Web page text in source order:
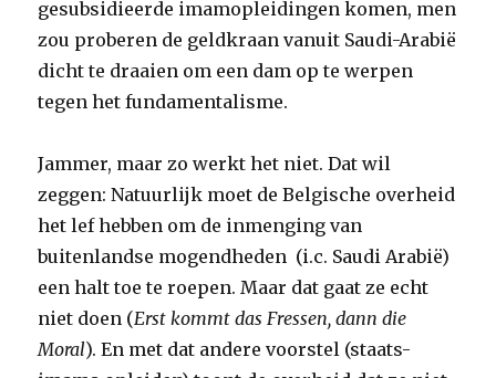
gesubsidieerde imamopleidingen komen, men
zou proberen de geldkraan vanuit Saudi-Arabië
dicht te draaien om een dam op te werpen
tegen het fundamentalisme.
Jammer, maar zo werkt het niet. Dat wil
zeggen: Natuurlijk moet de Belgische overheid
het lef hebben om de inmenging van
buitenlandse mogendheden (i.c. Saudi Arabië)
een halt toe te roepen. Maar dat gaat ze echt
niet doen (Erst kommt das Fressen, dann die
Moral). En met dat andere voorstel (staats-